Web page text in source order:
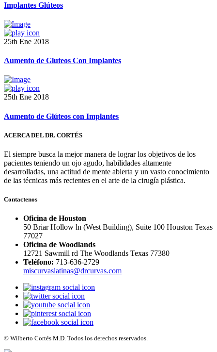
Implantes Glúteos
25th Ene 2018
Aumento de Gluteos Con Implantes
25th Ene 2018
Aumento de Glúteos con Implantes
ACERCA DEL DR. CORTÉS
El siempre busca la mejor manera de lograr los objetivos de los
pacientes teniendo un ojo agudo, habilidades altamente
desarrolladas, una actitud de mente abierta y un vasto conocimiento
de las técnicas más recientes en el arte de la cirugía plástica.
Contactenos
Oficina de Houston
50 Briar Hollow ln (West Building), Suite 100 Houston Texas
77027
Oficina de Woodlands
12721 Sawmill rd The Woodlands Texas 77380
Teléfono: 713-636-2729
miscurvaslatinas@drcurvas.com
© Wilberto Cortés M.D. Todos los derechos reservados.